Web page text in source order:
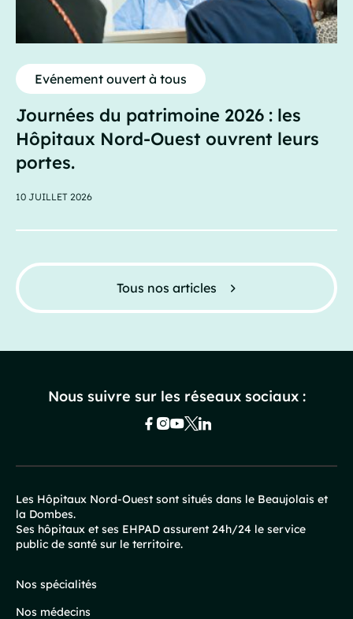
Tous nos articles
Evénement ouvert à tous
Journées du patrimoine 2026 : les
Hôpitaux Nord-Ouest ouvrent leurs
portes.
10 JUILLET 2026
Nous suivre sur les réseaux sociaux :
Pied
de
page
Les Hôpitaux Nord-Ouest sont situés dans le Beaujolais et
la Dombes.
Ses hôpitaux et ses EHPAD assurent 24h/24 le service
public de santé sur le territoire.
Nos spécialités
Nos médecins